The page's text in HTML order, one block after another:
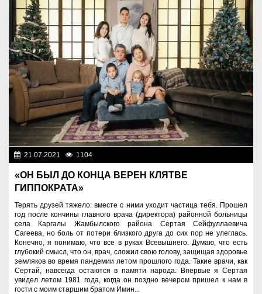
21.07.2021 1104
«ОН БЫЛ ДО КОНЦА ВЕРЕН КЛЯТВЕ
ГИППОКРАТА»
Терять друзей тяжело: вместе с ними уходит частица тебя. Прошел
год после кончины главного врача (директора) районной больницы
села Каргалы Жамбылского района Сертая Сейфуллаевича
Сагеева, но боль от потери близкого друга до сих пор не улеглась.
Конечно, я понимаю, что все в руках Всевышнего. Думаю, что есть
глубокий смысл, что он, врач, сложил свою голову, защищая здоровье
земляков во время пандемии летом прошлого года. Такие врачи, как
Сертай, навсегда остаются в памяти народа. Впервые я Сертая
увидел летом 1981 года, когда он поздно вечером пришел к нам в
гости с моим старшим братом Имин...